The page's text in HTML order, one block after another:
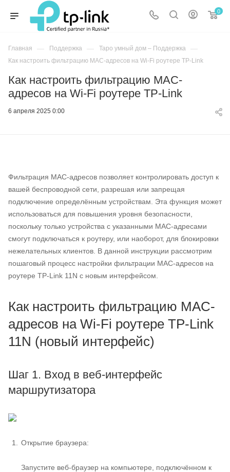
0
Главная — Поддержка — Таро умный дом – Поддержка —
Как настроить фильтрацию MAC-адресов на Wi‑Fi роутере TP‑Link
Как настроить фильтрацию MAC-
адресов на Wi‑Fi роутере TP‑Link
6 апреля 2025 0:00
Фильтрация MAC-адресов позволяет контролировать доступ к
вашей беспроводной сети, разрешая или запрещая
подключение определённым устройствам. Эта функция может
использоваться для повышения уровня безопасности,
поскольку только устройства с указанными MAC-адресами
смогут подключаться к роутеру, или наоборот, для блокировки
нежелательных клиентов. В данной инструкции рассмотрим
пошаговый процесс настройки фильтрации MAC-адресов на
роутере TP‑Link 11N с новым интерфейсом.
Как настроить фильтрацию MAC-
адресов на Wi‑Fi роутере TP‑Link
11N (новый интерфейс)
Шаг 1. Вход в веб-интерфейс
маршрутизатора
Открытие браузера:
Запустите веб-браузер на компьютере, подключённом к